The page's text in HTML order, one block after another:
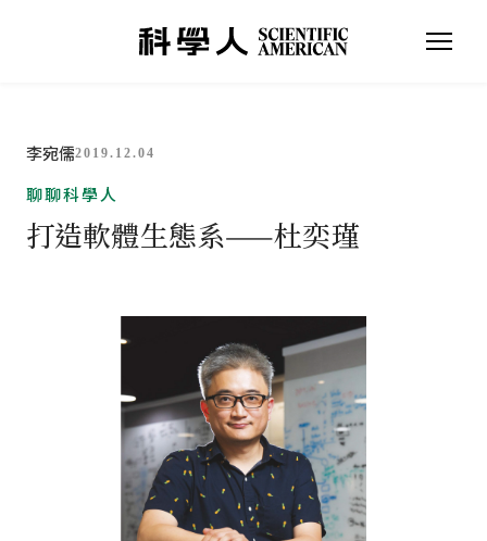
李宛儒2019.12.04
聊聊科學人
打造軟體生態系——杜奕瑾